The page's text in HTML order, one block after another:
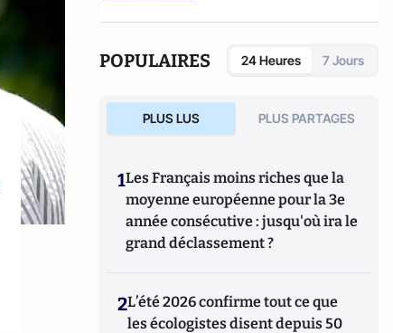
POPULAIRES 24 Heures 7 Jours
PLUS LUS PLUS PARTAGES
1Les Français moins riches que la
moyenne européenne pour la 3e
année consécutive : jusqu'où ira le
grand déclassement ?
2L’été 2026 confirme tout ce que
les écologistes disent depuis 50